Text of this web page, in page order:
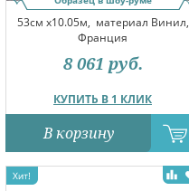
53см x10.05м, материал Винил,
Франция
КУПИТЬ В 1 КЛИК
8 061 руб.
В корзину